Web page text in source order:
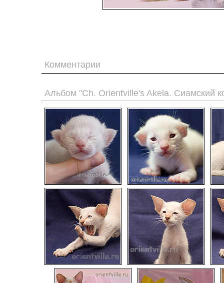
Комментарии
Альбом "Ch. Orientville's Akela. Сиамский